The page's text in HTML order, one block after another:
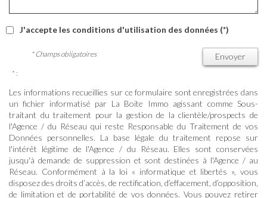
J'accepte les conditions d'utilisation des données (*)
Envoyer
* Champs obligatoires
* :
Les informations recueillies sur ce formulaire sont enregistrées dans
un fichier informatisé par La Boite Immo agissant comme Sous-
traitant du traitement pour la gestion de la clientèle/prospects de
l'Agence / du Réseau qui reste Responsable du Traitement de vos
Données personnelles. La base légale du traitement repose sur
l'intérêt légitime de l'Agence / du Réseau. Elles sont conservées
jusqu'à demande de suppression et sont destinées à l'Agence / au
Réseau. Conformément à la loi « informatique et libertés », vous
disposez des droits d’accès, de rectification, d’effacement, d’opposition,
de limitation et de portabilité de vos données. Vous pouvez retirer